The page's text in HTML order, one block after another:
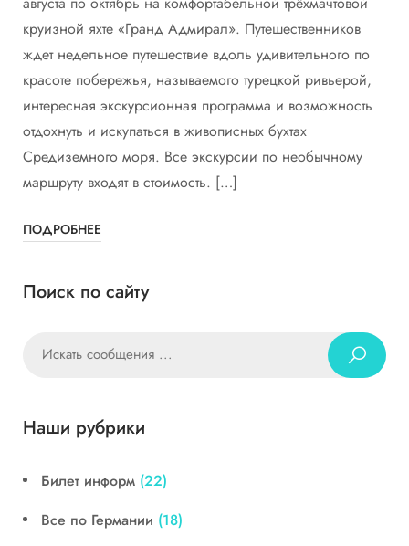
круизной яхте «Гранд Адмирал». Путешественников
ждет недельное путешествие вдоль удивительного по
красоте побережья, называемого турецкой ривьерой,
интересная экскурсионная программа и возможность
отдохнуть и искупаться в живописных бухтах
Средиземного моря. Все экскурсии по необычному
маршруту входят в стоимость. […]
ПОДРОБНЕЕ
Поиск по сайту
Наши рубрики
Билет информ (22)
Все по Германии (18)